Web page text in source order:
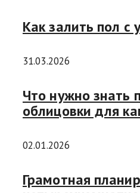
Как залить пол с
31.03.2026
Что нужно знать
облицовки для
02.01.2026
Грамотная